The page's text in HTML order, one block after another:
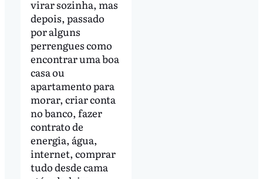
virar sozinha, mas
depois, passado
por alguns
perrengues como
encontrar uma boa
casa ou
apartamento para
morar, criar conta
no banco, fazer
contrato de
energia, água,
internet, comprar
tudo desde cama